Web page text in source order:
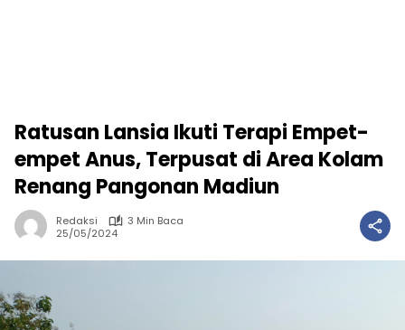
Ratusan Lansia Ikuti Terapi Empet-
empet Anus, Terpusat di Area Kolam
Renang Pangonan Madiun
Redaksi
3 Min Baca
25/05/2024